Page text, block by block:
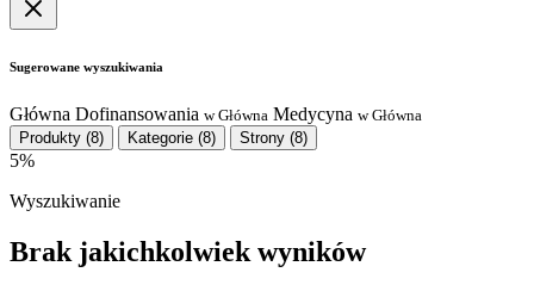
Sugerowane wyszukiwania
Główna Dofinansowania w Główna Medycyna w Główna
Produkty (8) Kategorie (8) Strony (8)
5%
Wyszukiwanie
Brak jakichkolwiek wyników